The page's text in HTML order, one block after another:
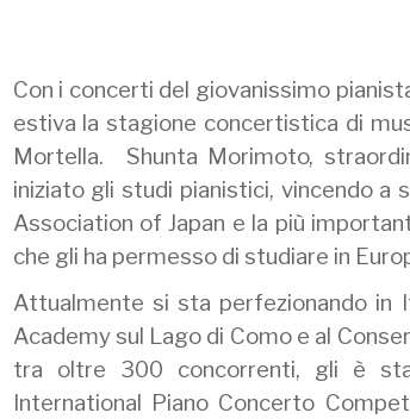
Con i concerti del giovanissimo
estiva la stagione concertistica di
Mortella. Shunta Morimoto,
iniziato gli studi pianistici, vincendo a
Association of Japan e la più
che gli ha permesso di studiare in
Attualmente si sta perfezionando in
Academy sul Lago di Como e al
tra oltre 300 concorrenti, gli è
International Piano Concerto